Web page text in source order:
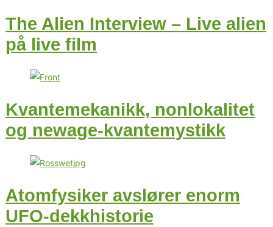
The Alien Interview – Live alien
på live film
Kvantemekanikk, nonlokalitet
og newage-kvantemystikk
Atomfysiker avslører enorm
UFO-dekkhistorie